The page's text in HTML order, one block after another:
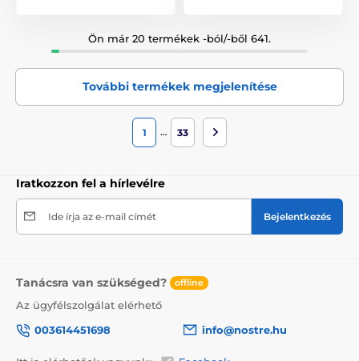
Ön már 20 termékek -ból/-ből 641.
További termékek megjelenítése
1 … 33
Iratkozzon fel a hírlevélre
Ide írja az e-mail címét Bejelentkezés
Tanácsra van szükséged? offline
Az ügyfélszolgálat elérhető
003614451698
info@nostre.hu